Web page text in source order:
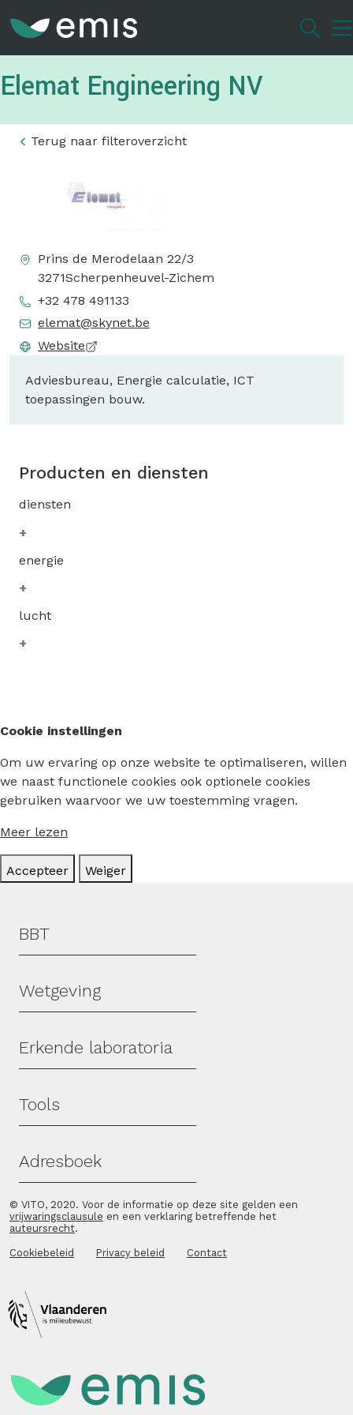
inhoud
Elemat Engineering NV
Terug naar filteroverzicht
Prins de Merodelaan 22/3
3271Scherpenheuvel-Zichem
+32 478 491133
elemat@skynet.be
Website
Adviesbureau, Energie calculatie, ICT
toepassingen bouw.
Producten en diensten
diensten
energie
lucht
Cookie instellingen
Om uw ervaring op onze website te optimaliseren, willen
we naast functionele cookies ook optionele cookies
gebruiken waarvoor we uw toestemming vragen.
Meer lezen
Accepteer Weiger
Hoofdmenu
BBT
Wetgeving
Erkende laboratoria
Tools
Adresboek
© VITO, 2020. Voor de informatie op deze site gelden een
vrijwaringsclausule en een verklaring betreffende het
auteursrecht.
Cookiebeleid Privacy beleid Contact